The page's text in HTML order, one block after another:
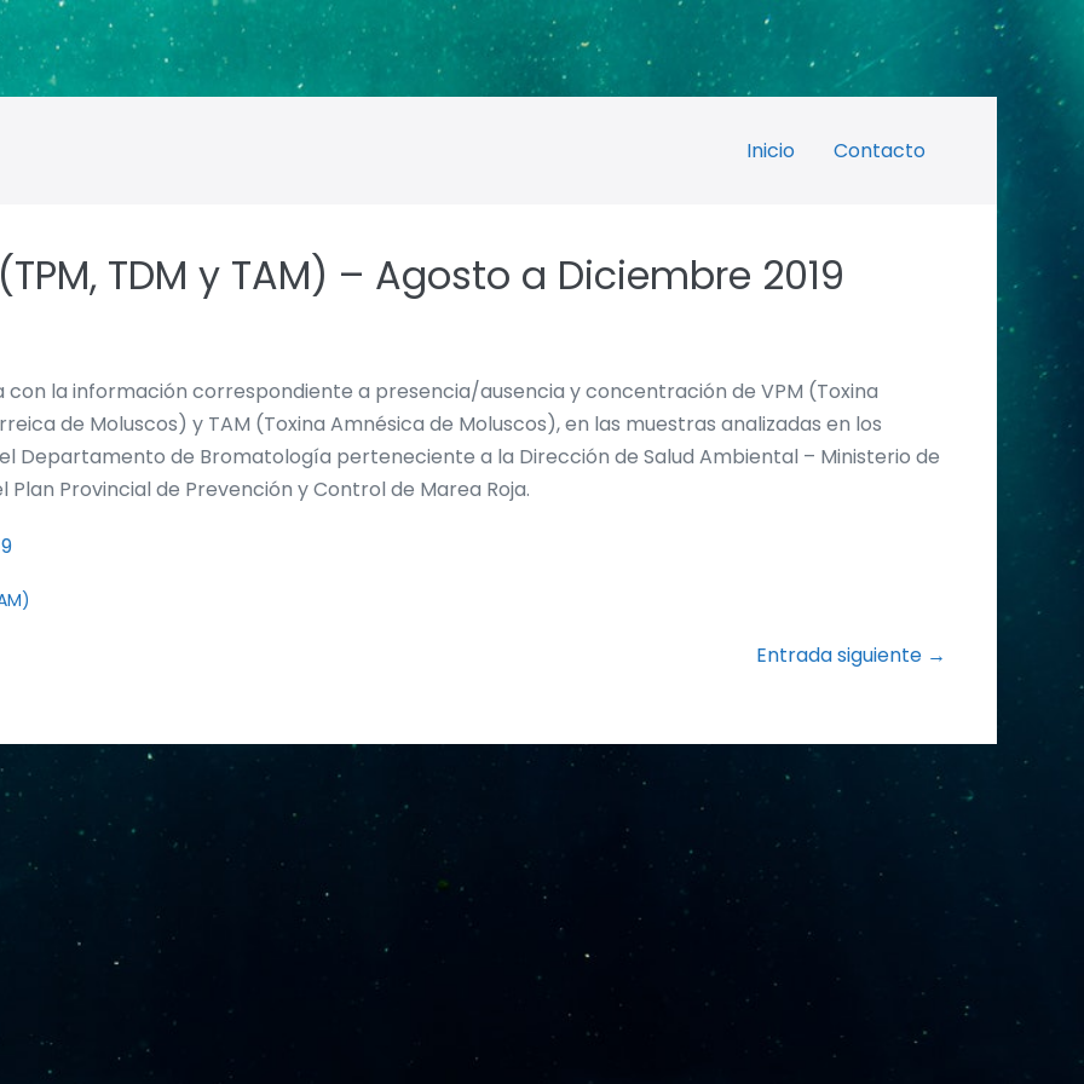
Inicio Contacto
TDM y TAM) – Agosto a Diciembre 2019
la información correspondiente a presencia/ausencia y concentración de VPM (Toxina
de Moluscos) y TAM (Toxina Amnésica de Moluscos), en las muestras analizadas en los
Departamento de Bromatología perteneciente a la Dirección de Salud Ambiental – Ministerio de
Provincial de Prevención y Control de Marea Roja.
Entrada siguiente →